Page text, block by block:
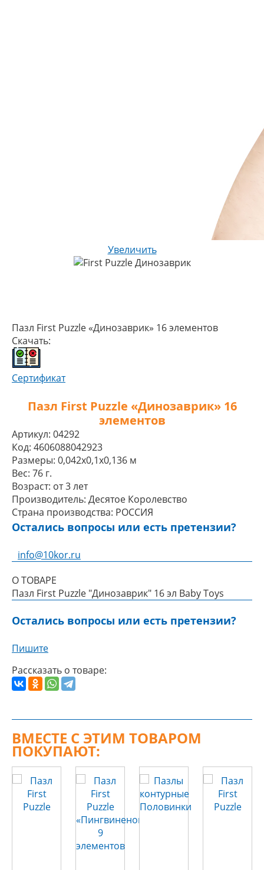
Увеличить
Пазл First Puzzle «Динозаврик» 16 элементов
Скачать:
Сертификат
Пазл First Puzzle «Динозаврик» 16
элементов
Артикул: 04292
Код: 4606088042923
Размеры: 0,042x0,1x0,136 м
Вес: 76 г.
Возраст: от 3 лет
Производитель: Десятое Королевство
Страна производства: РОССИЯ
Остались вопросы или есть претензии?
info@10kor.ru
О ТОВАРЕ
Пазл First Puzzle "Динозаврик" 16 эл Baby Toys
Остались вопросы или есть претензии?
Пишите
Рассказать о товаре:
ВМЕСТЕ С ЭТИМ ТОВАРОМ
ПОКУПАЮТ: